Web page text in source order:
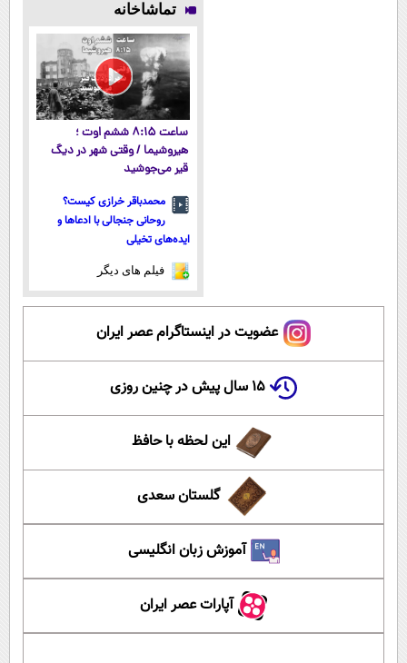
آلمانی(45%تخفیف)تماشاخانه
ساعت ۸:۱۵ ششم اوت ؛
هیروشیما / وقتی شهر در دیگ
قیر می‌جوشید
محمدباقر خرازی کیست؟
روحانی جنجالی با ادعاها و
ایده‌های تخیلی
فیلم های دیگر
عضویت در اینستاگرام عصر ایران
۱۵ سال پیش در چنین روزی
این لحظه با حافظ
گلستان سعدی
آموزش زبان انگلیسی
آپارات عصر ایران